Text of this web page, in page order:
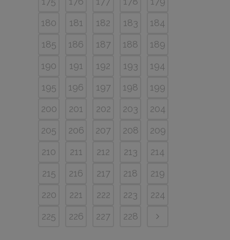
180
181 182 183
184
185
186 187 188
189
190
191 192 193
194
195
196 197 198
199
200
201 202 203
204
205
206 207 208
209
210
211 212 213
214
215
216 217 218
219
220
221 222 223
224
225
226 227 228